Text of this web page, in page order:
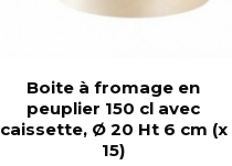
Boite à fromage en
peuplier 150 cl avec
caissette, Ø 20 Ht 6 cm (x
15)